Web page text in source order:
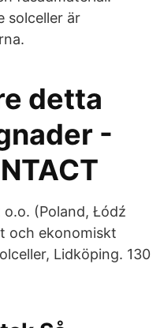
solceller är
detta
-
(Poland, Łódź
och ekonomiskt
Lidköping. 130